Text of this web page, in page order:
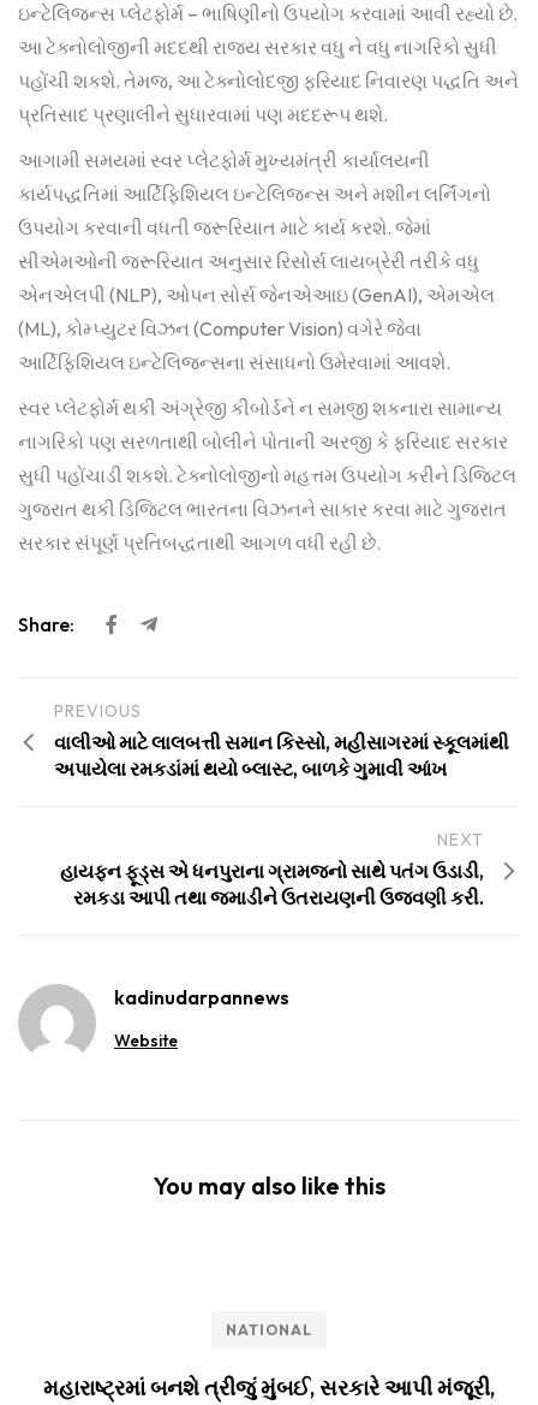
ઇન્ટેલિજન્સ પ્લેટફોર્મ – ભાષિણીનો ઉપયોગ કરવામાં આવી રહ્યો છે.
આ ટેક્નોલોજીની મદદથી રાજ્ય સરકાર વધુ ને વધુ નાગરિકો સુધી
પહોંચી શકશે. તેમજ, આ ટેક્નોલોદજી ફરિયાદ નિવારણ પદ્ધતિ અને
પ્રતિસાદ પ્રણાલીને સુધારવામાં પણ મદદરૂપ થશે.
આગામી સમયમાં સ્વર પ્લેટફોર્મ મુખ્યમંત્રી કાર્યાલયની
કાર્યપદ્ધતિમાં આર્ટિફિશિયલ ઇન્ટેલિજન્સ અને મશીન લર્નિંગનો
ઉપયોગ કરવાની વધતી જરૂરિયાત માટે કાર્ય કરશે. જેમાં
સીએમઓની જરૂરિયાત અનુસાર રિસોર્સ લાયબ્રેરી તરીકે વધુ
એનએલપી (NLP), ઓપન સોર્સ જેનએઆઇ (GenAI), એમએલ
(ML), કોમ્પ્યુટર વિઝન (Computer Vision) વગેરે જેવા
આર્ટિફિશિયલ ઇન્ટેલિજન્સના સંસાધનો ઉમેરવામાં આવશે.
સ્વર પ્લેટફોર્મ થકી અંગ્રેજી કીબોર્ડને ન સમજી શકનારા સામાન્ય
નાગરિકો પણ સરળતાથી બોલીને પોતાની અરજી કે ફરિયાદ સરકાર
સુધી પહોંચાડી શકશે. ટેક્નોલોજીનો મહત્તમ ઉપયોગ કરીને ડિજિટલ
ગુજરાત થકી ડિજિટલ ભારતના વિઝનને સાકાર કરવા માટે ગુજરાત
સરકાર સંપૂર્ણ પ્રતિબદ્ધતાથી આગળ વધી રહી છે.
Share:
PREVIOUS
વાલીઓ માટે લાલબત્તી સમાન કિસ્સો, મહીસાગરમાં સ્કૂલમાંથી
અપાયેલા રમકડાંમાં થયો બ્લાસ્ટ, બાળકે ગુમાવી આંખ
NEXT
હાયફન ફૂડ્સ એ ધનપુરાના ગ્રામજનો સાથે પતંગ ઉડાડી,
રમકડા આપી તથા જમાડીને ઉતરાયણની ઉજવણી કરી.
kadinudarpannews
Website
You may also like this
NATIONAL
મહારાષ્ટ્રમાં બનશે ત્રીજું મુંબઈ, સરકારે આપી મંજૂરી,